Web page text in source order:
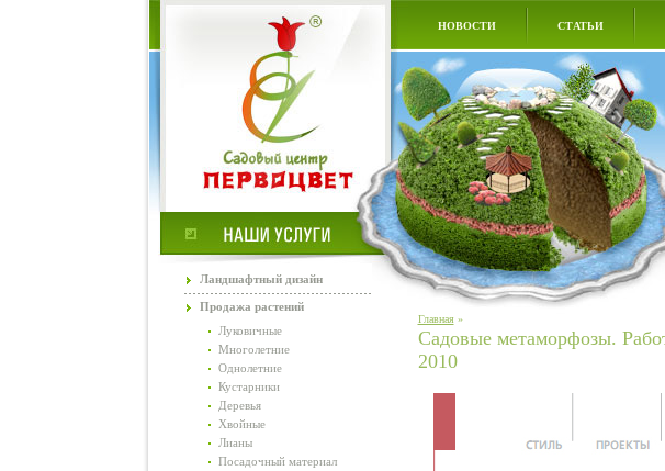
НОВОСТИ СТАТЬИ
Ландшафтный дизайн
Продажа растений
Луковичные
Многолетние
Однолетние
Кустарники
Деревья
Хвойные
Лианы
Посадочный материал
Главная»
Садовые метаморфозы.
2010